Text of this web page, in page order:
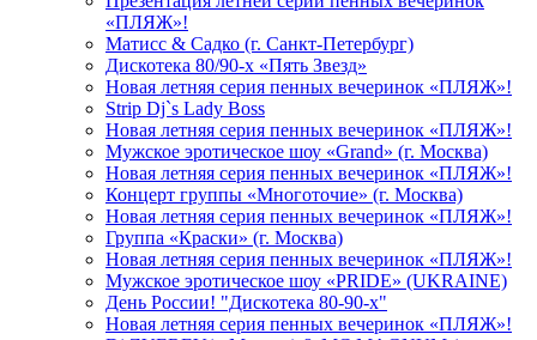
«ПЛЯЖ»!
Матисс & Садко (г. Санкт-Петербург)
Дискотека 80/90-х «Пять Звезд»
Новая летняя серия пенных вечеринок «ПЛЯЖ»!
Strip Dj`s Lady Boss
Новая летняя серия пенных вечеринок «ПЛЯЖ»!
Мужское эротическое шоу «Grand» (г. Москва)
Новая летняя серия пенных вечеринок «ПЛЯЖ»!
Концерт группы «Многоточие» (г. Москва)
Новая летняя серия пенных вечеринок «ПЛЯЖ»!
Группа «Краски» (г. Москва)
Новая летняя серия пенных вечеринок «ПЛЯЖ»!
Мужское эротическое шоу «PRIDE» (UKRAINE)
День России! "Дискотека 80-90-х"
Новая летняя серия пенных вечеринок «ПЛЯЖ»!